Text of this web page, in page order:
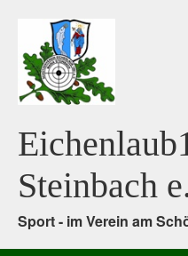
Steinbach
Sport - im Verein am